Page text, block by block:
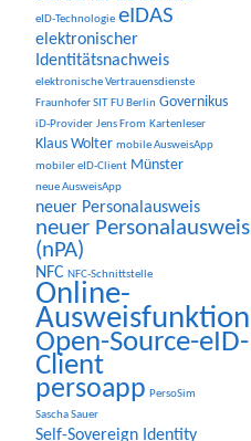
eID-Technologie eIDAS
elektronischer
Identitätsnachweis
elektronische Vertrauensdienste
Fraunhofer SIT FU Berlin Governikus
iD-Provider Jens From Kartenleser
Klaus Wolter mobile AusweisApp
mobiler eID-Client Münster
neue AusweisApp
neuer Personalausweis
neuer Personalausweis
(nPA)
NFC NFC-Schnittstelle
Online-
Ausweisfunktion
Open-Source-eID-
Client
persoapp PersoSim
Sascha Sauer
Self-Sovereign Identity